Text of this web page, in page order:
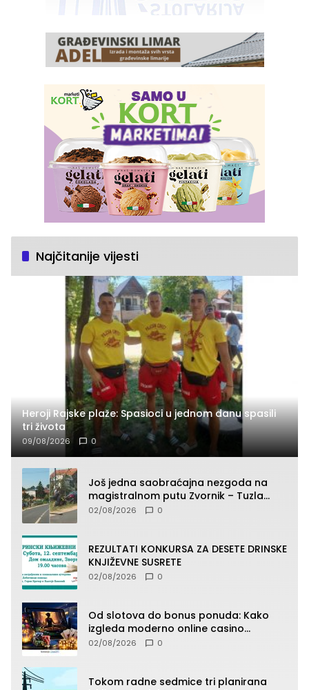
Najčitanije vijesti
Heroji Rajske plaže: Spasioci u jednom danu spasili
tri života
09/08/2026 0
Još jedna saobraćajna nezgoda na
magistralnom putu Zvornik – Tuzla
(FOTO)
02/08/2026 0
REZULTATI KONKURSA ZA DESETE DRINSKE
KNJIŽEVNE SUSRETE
02/08/2026 0
Od slotova do bonus ponuda: Kako
izgleda moderno online casino
iskustvo
02/08/2026 0
Tokom radne sedmice tri planirana